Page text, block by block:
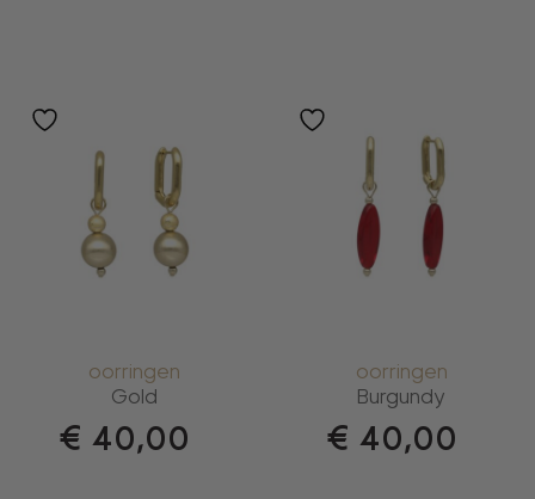
oorringen
Gold
€ 40,00
oorringen
Burgundy
€ 40,00